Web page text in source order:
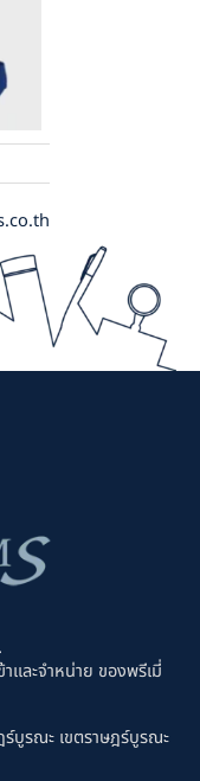
และจำหน่าย ของพรีเมี่
บูรณะ เขตราษฎร์บูรณะ